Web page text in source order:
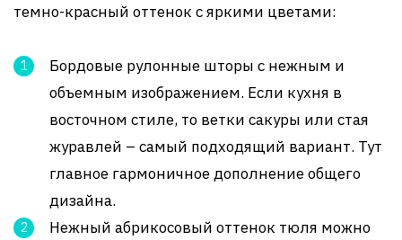
темно-красный оттенок с яркими цветами:
Бордовые рулонные шторы с нежным и
объемным изображением. Если кухня в
восточном стиле, то ветки сакуры или стая
журавлей – самый подходящий вариант. Тут
главное гармоничное дополнение общего
дизайна.
Нежный абрикосовый оттенок тюля можно